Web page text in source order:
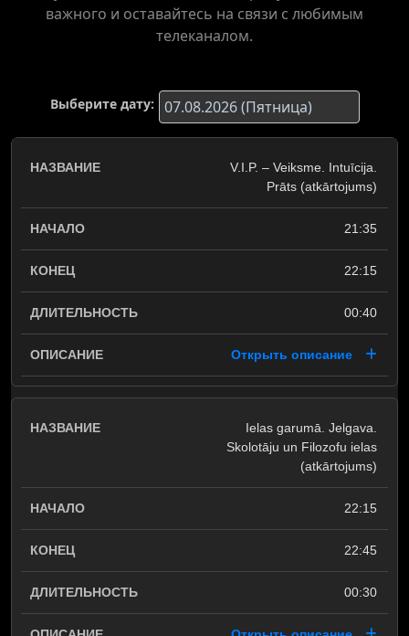
важного и оставайтесь на связи с любимым
телеканалом.
Выберите дату:
V.I.P. – Veiksme. Intuīcija.
Prāts (atkārtojums)
21:35
22:15
00:40
Открыть описание
Ielas garumā. Jelgava.
Skolotāju un Filozofu ielas
(atkārtojums)
22:15
22:45
00:30